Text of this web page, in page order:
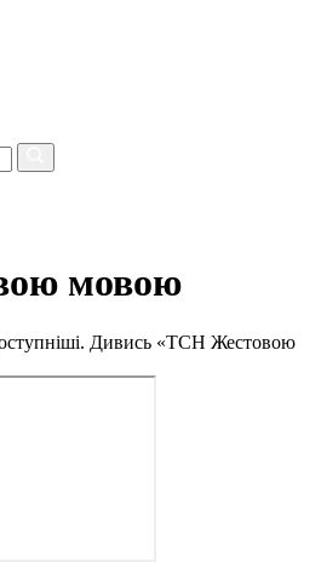
мовою
Дивись «ТСН Жестовою